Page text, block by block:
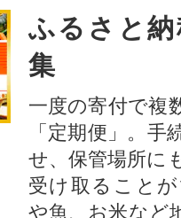
ふるさと
集
一度の寄付で複
「定期便」。
せ、保管場所に
受け取ること
や魚、お米など